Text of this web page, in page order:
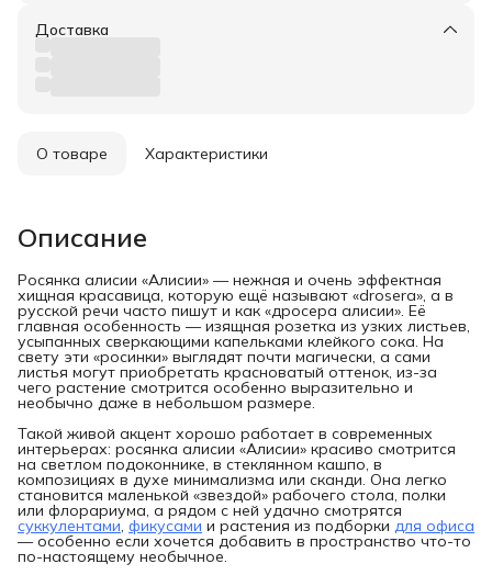
Доставка
О товаре Характеристики
Описание
Росянка алисии «Алисии» — нежная и очень эффектная
хищная красавица, которую ещё называют «drosera», а в
русской речи часто пишут и как «дросера алисии». Её
главная особенность — изящная розетка из узких листьев,
усыпанных сверкающими капельками клейкого сока. На
свету эти «росинки» выглядят почти магически, а сами
листья могут приобретать красноватый оттенок, из-за
чего растение смотрится особенно выразительно и
необычно даже в небольшом размере.
Такой живой акцент хорошо работает в современных
интерьерах: росянка алисии «Алисии» красиво смотрится
на светлом подоконнике, в стеклянном кашпо, в
композициях в духе минимализма или сканди. Она легко
становится маленькой «звездой» рабочего стола, полки
или флорариума, а рядом с ней удачно смотрятся
суккулентами фикусами и растения из подборки для офиса
— особенно если хочется добавить в пространство что-то
по-настоящему необычное.